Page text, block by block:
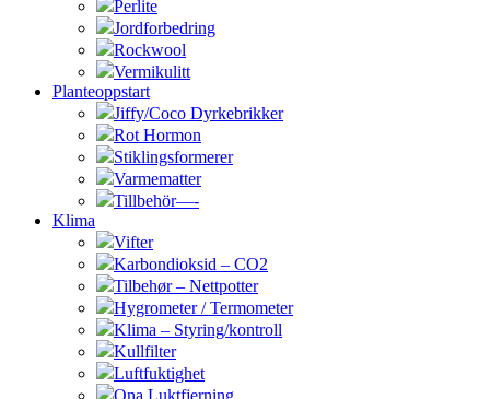
Perlite
Jordforbedring
Rockwool
Vermikulitt
Planteoppstart
Jiffy/Coco Dyrkebrikker
Rot Hormon
Stiklingsformerer
Varmematter
Tillbehör—-
Klima
Vifter
Karbondioksid – CO2
Tilbehør – Nettpotter
Hygrometer / Termometer
Klima – Styring/kontroll
Kullfilter
Luftfuktighet